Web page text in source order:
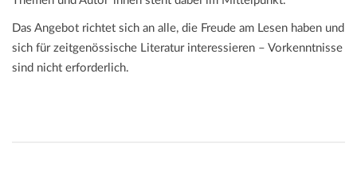
Das Angebot richtet sich an alle, die Freude am Lesen haben und
sich für zeitgenössische Literatur interessieren – Vorkenntnisse
sind nicht erforderlich.